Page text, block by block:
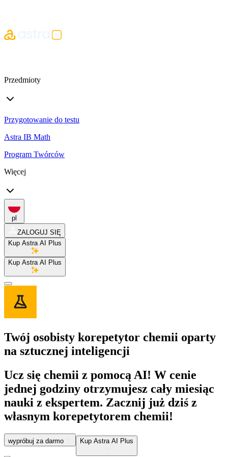
Przedmioty
Przygotowanie do testu
Astra IB Math
Program Twórców
Więcej
pl
ZALOGUJ SIĘ
Kup Astra AI Plus
Kup Astra AI Plus
Twój osobisty korepetytor chemii oparty
na sztucznej inteligencji
Ucz się chemii z pomocą AI! W cenie
jednej godziny otrzymujesz cały miesiąc
nauki z ekspertem. Zacznij już dziś z
własnym korepetytorem chemii!
wypróbuj za darmo Kup Astra AI Plus